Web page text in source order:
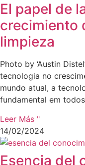
El papel de
crecimiento
limpieza
Photo by ‘Austin
tecnologia no
mundo atual, a
fundamental em
Leer Más "
14/02/2024
Esencia del